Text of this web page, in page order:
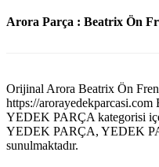
Arora Parça : Beatrix Ön
Orijinal Arora Beatrix Ön
https://
YEDEK PARÇA kategorisi
YEDEK PARÇA, YEDEK
sunulmaktadır.